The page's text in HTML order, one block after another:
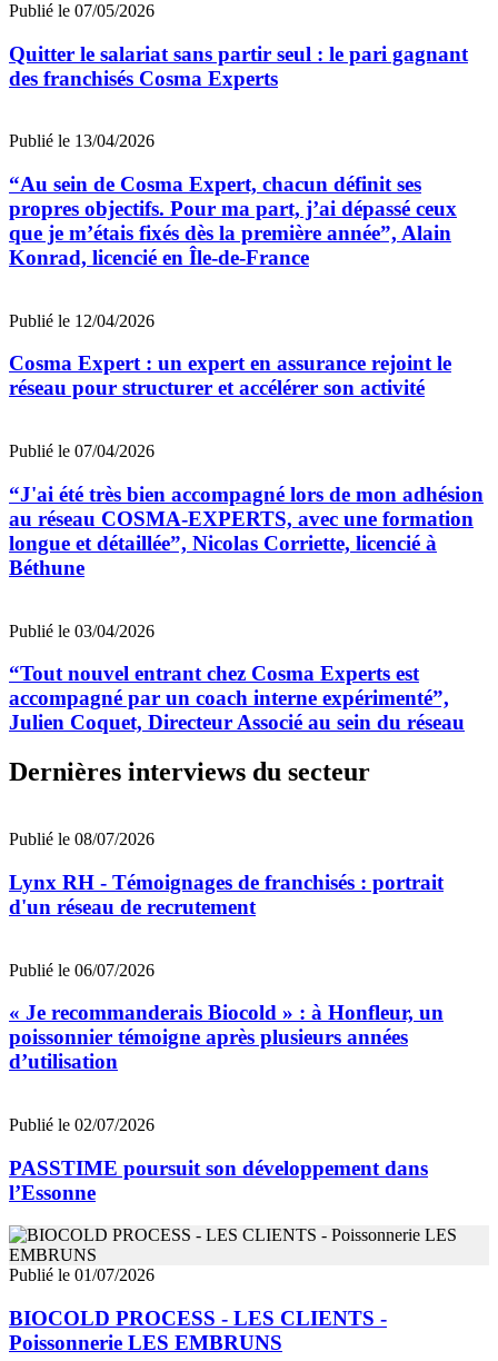
Publié le 07/05/2026
Quitter le salariat sans partir seul : le pari gagnant
des franchisés Cosma Experts
Publié le 13/04/2026
“Au sein de Cosma Expert, chacun définit ses
propres objectifs. Pour ma part, j’ai dépassé ceux
que je m’étais fixés dès la première année”, Alain
Konrad, licencié en Île-de-France
Publié le 12/04/2026
Cosma Expert : un expert en assurance rejoint le
réseau pour structurer et accélérer son activité
Publié le 07/04/2026
“J'ai été très bien accompagné lors de mon adhésion
au réseau COSMA-EXPERTS, avec une formation
longue et détaillée”, Nicolas Corriette, licencié à
Béthune
Publié le 03/04/2026
“Tout nouvel entrant chez Cosma Experts est
accompagné par un coach interne expérimenté”,
Julien Coquet, Directeur Associé au sein du réseau
Dernières interviews du secteur
Publié le 08/07/2026
Lynx RH - Témoignages de franchisés : portrait
d'un réseau de recrutement
Publié le 06/07/2026
« Je recommanderais Biocold » : à Honfleur, un
poissonnier témoigne après plusieurs années
d’utilisation
Publié le 02/07/2026
PASSTIME poursuit son développement dans
l’Essonne
Publié le 01/07/2026
BIOCOLD PROCESS - LES CLIENTS -
Poissonnerie LES EMBRUNS